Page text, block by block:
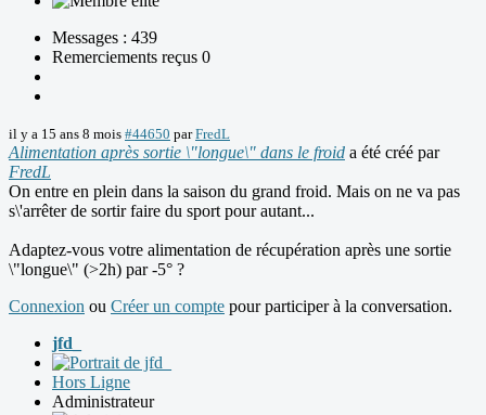
Messages : 439
Remerciements reçus 0
il y a 15 ans 8 mois #44650 parFredL
Alimentation après sortie \"longue\" dans le froid a été créé par
FredL
On entre en plein dans la saison du grand froid. Mais on ne va pas
s\'arrêter de sortir faire du sport pour autant...
Adaptez-vous votre alimentation de récupération après une sortie
\"longue\" (>2h) par -5° ?
Connexion ou Créer un compte pour participer à la conversation.
jfd_
Hors Ligne
Administrateur